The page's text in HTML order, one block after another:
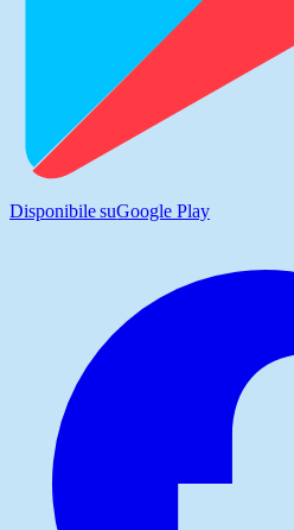
Disponibile suGoogle Play